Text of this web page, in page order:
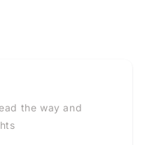
the way and